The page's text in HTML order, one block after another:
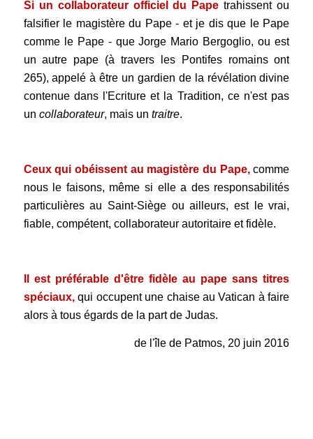
Si un collaborateur officiel du Pape trahissent ou
falsifier le magistère du Pape - et je dis que le Pape
comme le Pape - que Jorge Mario Bergoglio, ou est
un autre pape (à travers les Pontifes romains ont
265), appelé à être un gardien de la révélation divine
contenue dans l'Ecriture et la Tradition, ce n'est pas
un collaborateur, mais un traitre.
Ceux qui obéissent au magistère du Pape, comme
nous le faisons, même si elle a des responsabilités
particulières au Saint-Siège ou ailleurs, est le vrai,
fiable, compétent, collaborateur autoritaire et fidèle.
Il est préférable d'être fidèle au pape sans titres
spéciaux, qui occupent une chaise au Vatican à faire
alors à tous égards de la part de Judas.
de l'île de Patmos, 20 juin 2016